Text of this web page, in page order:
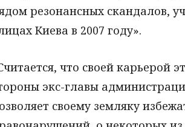
резонансных скандалов,
Киева в 2007 году».
что своей карьерой
экс-главы
своему земляку